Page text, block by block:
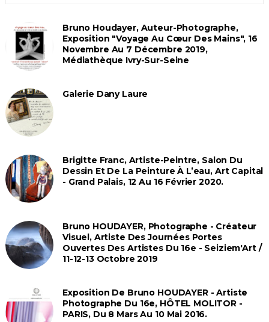
Bruno Houdayer, Auteur-Photographe,
Exposition "Voyage Au Cœur Des Mains", 16
Novembre Au 7 Décembre 2019,
Médiathèque Ivry-Sur-Seine
Galerie Dany Laure
Brigitte Franc, Artiste-Peintre, Salon Du
Dessin Et De La Peinture À L’eau, Art Capital
- Grand Palais, 12 Au 16 Février 2020.
Bruno HOUDAYER, Photographe - Créateur
Visuel, Artiste Des Journées Portes
Ouvertes Des Artistes Du 16e - Seiziem'Art /
11-12-13 Octobre 2019
Exposition De Bruno HOUDAYER - Artiste
Photographe Du 16e, HÔTEL MOLITOR -
PARIS, Du 8 Mars Au 10 Mai 2016.